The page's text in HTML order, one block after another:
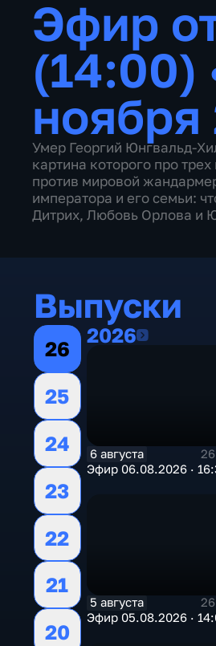
Эфир
(14:00)
ноября
Умер Георгий Юнгвальд-
картина которого про
против мировой
императора и его семьи:
Дитрих, Любовь Орлова и
Выпуски
26
25
24
23
22
21
20
20262026
6 августа
Эфир 06.08.2026 ·
5 августа
Эфир 05.08.2026 ·